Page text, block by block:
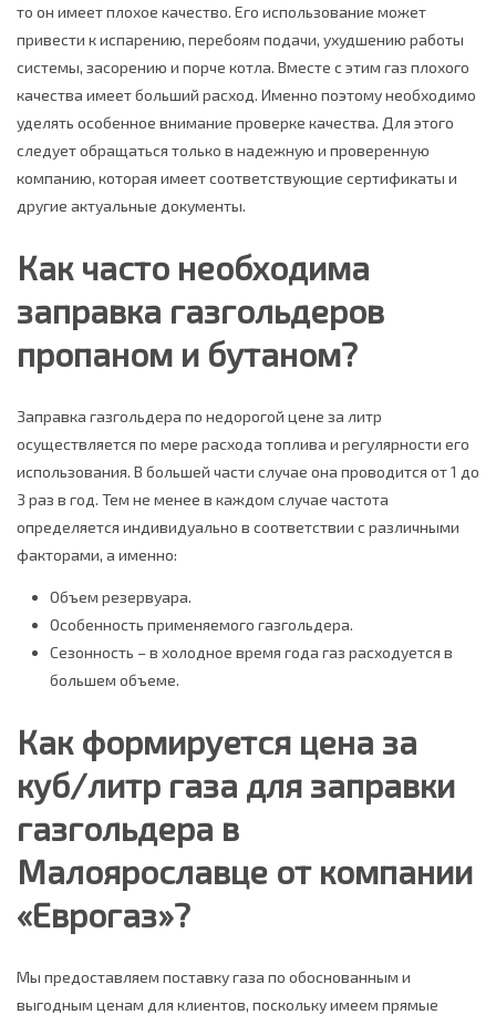
то он имеет плохое качество. Его использование может
привести к испарению, перебоям подачи, ухудшению работы
системы, засорению и порче котла. Вместе с этим газ плохого
качества имеет больший расход. Именно поэтому необходимо
уделять особенное внимание проверке качества. Для этого
следует обращаться только в надежную и проверенную
компанию, которая имеет соответствующие сертификаты и
другие актуальные документы.
Как часто необходима
заправка газгольдеров
пропаном и бутаном?
Заправка газгольдера по недорогой цене за литр
осуществляется по мере расхода топлива и регулярности его
использования. В большей части случае она проводится от 1 до
3 раз в год. Тем не менее в каждом случае частота
определяется индивидуально в соответствии с различными
факторами, а именно:
Объем резервуара.
Особенность применяемого газгольдера.
Сезонность – в холодное время года газ расходуется в
большем объеме.
Как формируется цена за
куб/литр газа для заправки
газгольдера в
Малоярославце от компании
«Еврогаз»?
Мы предоставляем поставку газа по обоснованным и
выгодным ценам для клиентов, поскольку имеем прямые